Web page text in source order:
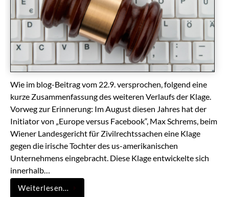
Wie im blog-Beitrag vom 22.9. versprochen, folgend eine
kurze Zusammenfassung des weiteren Verlaufs der Klage.
Vorweg zur Erinnerung: Im August diesen Jahres hat der
Initiator von „Europe versus Facebook“, Max Schrems, beim
Wiener Landesgericht für Zivilrechtssachen eine Klage
gegen die irische Tochter des us-amerikanischen
Unternehmens eingebracht. Diese Klage entwickelte sich
innerhalb…
Weiterlesen…